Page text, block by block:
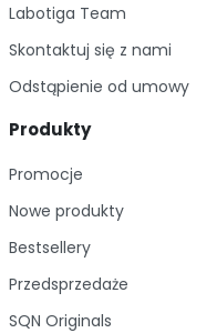
Labotiga Team
Skontaktuj się z nami
Odstąpienie od umowy
Produkty
Promocje
Nowe produkty
Bestsellery
Przedsprzedaże
SQN Originals